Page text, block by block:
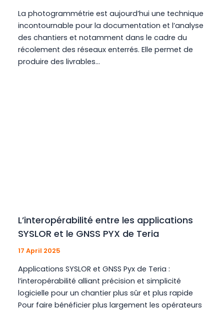
La photogrammétrie est aujourd’hui une technique
incontournable pour la documentation et l’analyse
des chantiers et notamment dans le cadre du
récolement des réseaux enterrés. Elle permet de
produire des livrables…
L’interopérabilité entre les applications
SYSLOR et le GNSS PYX de Teria
17 April 2025
Applications SYSLOR et GNSS Pyx de Teria :
l’interopérabilité alliant précision et simplicité
logicielle pour un chantier plus sûr et plus rapide
Pour faire bénéficier plus largement les opérateurs